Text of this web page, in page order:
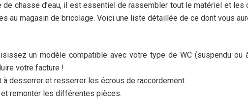
chasse d’eau, il est essentiel de rassembler tout le matériel et
au magasin de bricolage. Voici une liste détaillée de ce dont vous
un modèle compatible avec votre type de WC (suspendu
votre facture !
desserrer et resserrer les écrous de raccordement.
remonter les différentes pièces.